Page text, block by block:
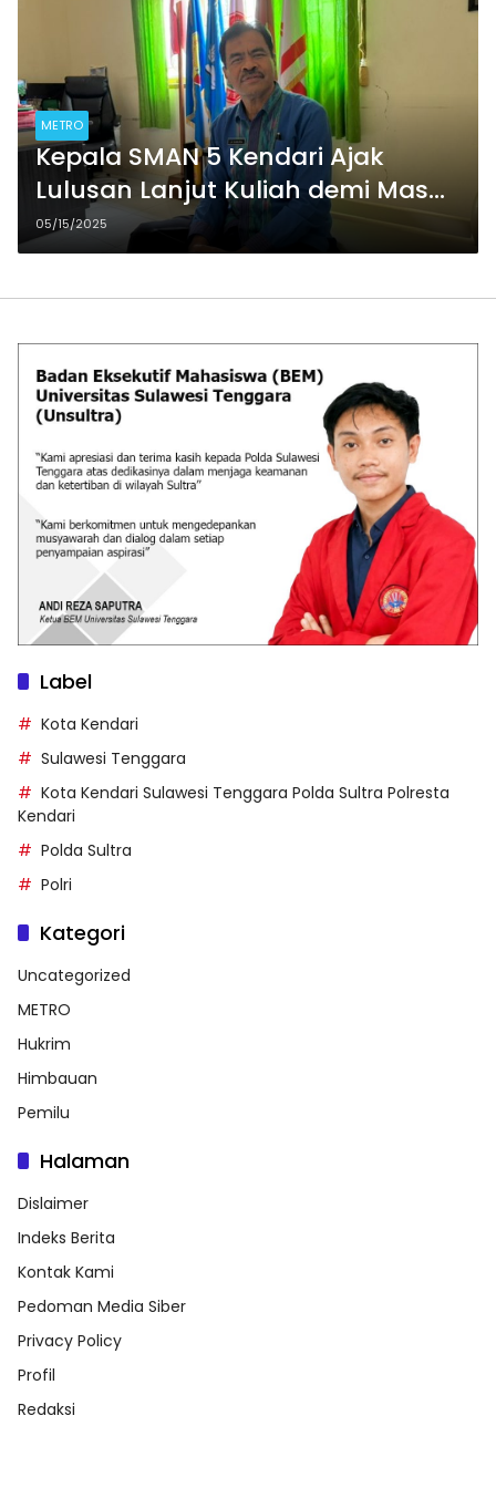
METRO
Kepala SMAN 5 Kendari Ajak
Lulusan Lanjut Kuliah demi Masa
Depan Lebih Baik
05/15/2025
Label
Kota Kendari
Sulawesi Tenggara
Kota Kendari Sulawesi Tenggara Polda Sultra Polresta
Kendari
Polda Sultra
Polri
Kategori
Uncategorized
METRO
Hukrim
Himbauan
Pemilu
Halaman
Dislaimer
Indeks Berita
Kontak Kami
Pedoman Media Siber
Privacy Policy
Profil
Redaksi